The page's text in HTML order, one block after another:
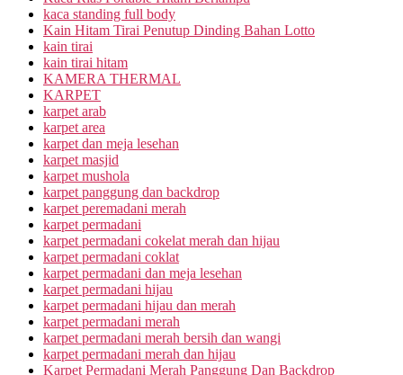
kaca standing full body
Kain Hitam Tirai Penutup Dinding Bahan Lotto
kain tirai
kain tirai hitam
KAMERA THERMAL
KARPET
karpet arab
karpet area
karpet dan meja lesehan
karpet masjid
karpet mushola
karpet panggung dan backdrop
karpet peremadani merah
karpet permadani
karpet permadani cokelat merah dan hijau
karpet permadani coklat
karpet permadani dan meja lesehan
karpet permadani hijau
karpet permadani hijau dan merah
karpet permadani merah
karpet permadani merah bersih dan wangi
karpet permadani merah dan hijau
Karpet Permadani Merah Panggung Dan Backdrop